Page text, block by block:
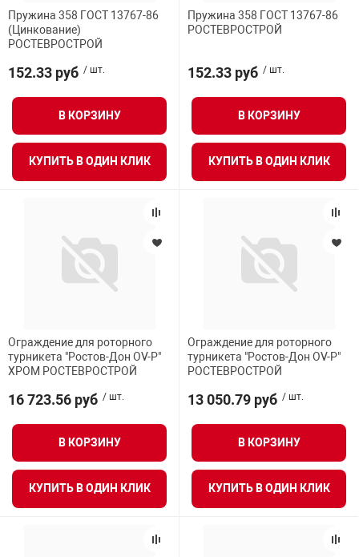
Пружина 358 ГОСТ 13767-86
(Цинкование)
РОСТЕВРОСТРОЙ
152.33 руб / шт.
В КОРЗИНУ
КУПИТЬ В ОДИН КЛИК
Пружина 358 ГОСТ 13767-86
РОСТЕВРОСТРОЙ
152.33 руб / шт.
В КОРЗИНУ
КУПИТЬ В ОДИН КЛИК
Ограждение для роторного
турникета "Ростов-Дон ОV-Р"
ХРОМ РОСТЕВРОСТРОЙ
16 723.56 руб / шт.
В КОРЗИНУ
КУПИТЬ В ОДИН КЛИК
Ограждение для роторного
турникета "Ростов-Дон ОV-Р"
РОСТЕВРОСТРОЙ
13 050.79 руб / шт.
В КОРЗИНУ
КУПИТЬ В ОДИН КЛИК